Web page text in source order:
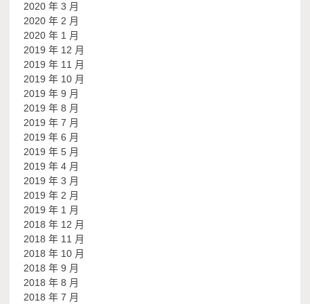
2020 年 3 月
2020 年 2 月
2020 年 1 月
2019 年 12 月
2019 年 11 月
2019 年 10 月
2019 年 9 月
2019 年 8 月
2019 年 7 月
2019 年 6 月
2019 年 5 月
2019 年 4 月
2019 年 3 月
2019 年 2 月
2019 年 1 月
2018 年 12 月
2018 年 11 月
2018 年 10 月
2018 年 9 月
2018 年 8 月
2018 年 7 月